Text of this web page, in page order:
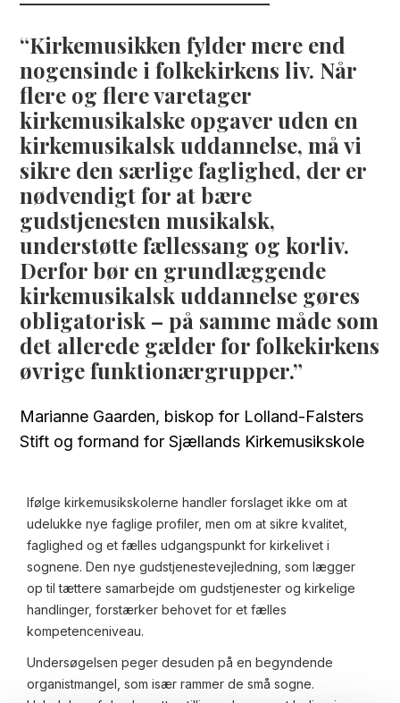
Kirkemusikken fylder mere end
nogensinde i folkekirkens liv. Når
flere og flere varetager
kirkemusikalske opgaver uden en
kirkemusikalsk uddannelse, må vi
sikre den særlige faglighed, der er
nødvendigt for at bære
gudstjenesten musikalsk,
understøtte fællessang og korliv.
Derfor bør en grundlæggende
kirkemusikalsk uddannelse gøres
obligatorisk – på samme måde som
det allerede gælder for folkekirkens
øvrige funktionærgrupper.
Marianne Gaarden, biskop for Lolland-Falsters
Stift og formand for Sjællands Kirkemusikskole
Ifølge kirkemusikskolerne handler forslaget ikke om at
udelukke nye faglige profiler, men om at sikre kvalitet,
faglighed og et fælles udgangspunkt for kirkelivet i
sognene. Den nye gudstjenestevejledning, som lægger
op til tættere samarbejde om gudstjenester og kirkelige
handlinger, forstærker behovet for et fælles
kompetenceniveau.
Undersøgelsen peger desuden på en begyndende
organistmangel, som især rammer de små sogne.